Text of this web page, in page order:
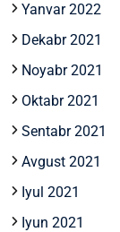
Yanvar 2022
Dekabr 2021
Noyabr 2021
Oktabr 2021
Sentabr 2021
Avgust 2021
Iyul 2021
Iyun 2021